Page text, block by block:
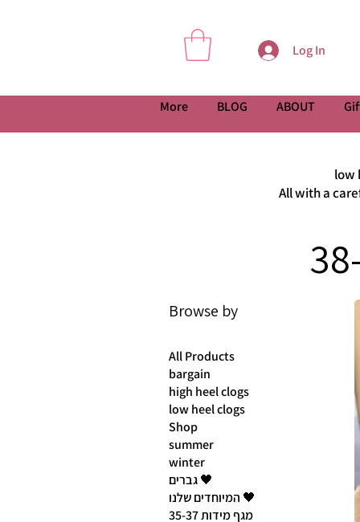
Log In
ABOUT
BLOG
More
low
All with a
Browse by
All Products
bargain
high heel clogs
low heel clogs
Shop
summer
winter
גברים 🖤
המיוחדים שלנו 🖤
מגף מידות 35-37